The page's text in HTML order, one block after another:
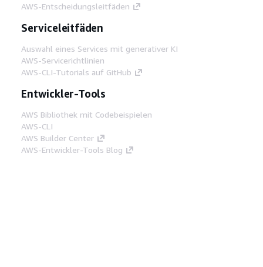
AWS-Entscheidungsleitfäden
Serviceleitfäden
Auswahl eines Services mit generativer KI
AWS-Servicerichtlinien
AWS-CLI-Tutorials auf GitHub
Entwickler-Tools
AWS Bibliothek mit Codebeispielen
AWS-CLI
AWS Builder Center
AWS-Entwickler-Tools Blog